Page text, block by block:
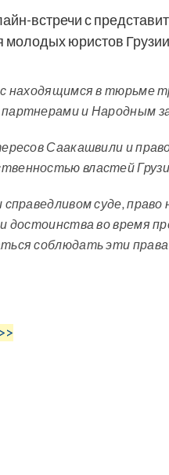
встречи с
молодых юристов
с находящимся в тюрьме
и Народным
Саакашвили и
властей
суде, право
достоинства во время
соблюдать эти